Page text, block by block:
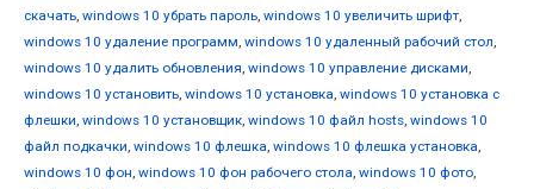
скачать, windows 10 убрать пароль, windows 10 увеличить шрифт,
windows 10 удаление программ, windows 10 удаленный рабочий стол,
windows 10 удалить обновления, windows 10 управление дисками,
windows 10 установить, windows 10 установка, windows 10 установка с
флешки, windows 10 установщик, windows 10 файл hosts, windows 10
файл подкачки, windows 10 флешка, windows 10 флешка установка,
windows 10 фон, windows 10 фон рабочего стола, windows 10 фото,